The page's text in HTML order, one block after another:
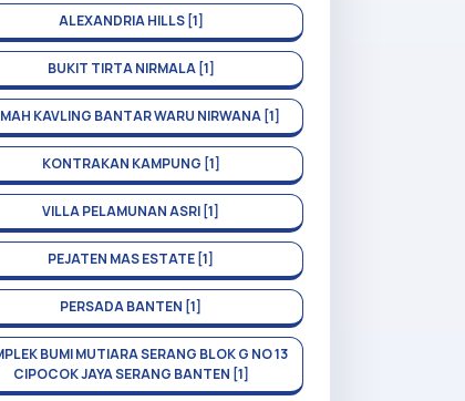
ALEXANDRIA HILLS [1]
BUKIT TIRTA NIRMALA [1]
KAVLING BANTAR WARU NIRWANA [1]
KONTRAKAN KAMPUNG [1]
VILLA PELAMUNAN ASRI [1]
PEJATEN MAS ESTATE [1]
PERSADA BANTEN [1]
BUMI MUTIARA SERANG BLOK G NO 13
CIPOCOK JAYA SERANG BANTEN [1]